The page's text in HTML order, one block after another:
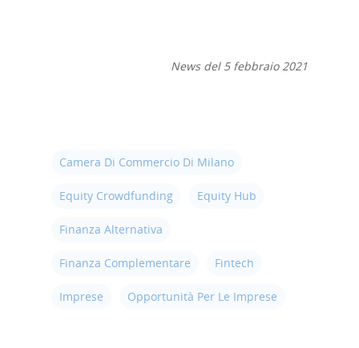
News del 5 febbraio 2021
Camera Di Commercio Di Milano
Equity Crowdfunding Equity Hub
Finanza Alternativa
Finanza Complementare Fintech
Imprese Opportunità Per Le Imprese